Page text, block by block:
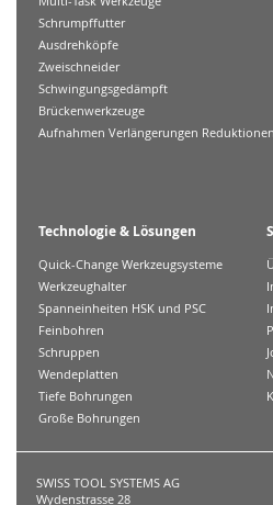
Schrumpffutter
Ausdrehköpfe
Zweischneider
Schwingungsgedämpft
Brückenwerkzeuge
Aufnahmen Verlängerungen Reduktionen
Technologie & Lösungen
Quick-Change Werkzeugsysteme
Werkzeughalter
Spanneinheiten HSK und PSC
Feinbohren
Schruppen
Wendeplatten
Tiefe Bohrungen
Große Bohrungen
SWISS TOOL SYSTEMS AG
Wydenstrasse 28